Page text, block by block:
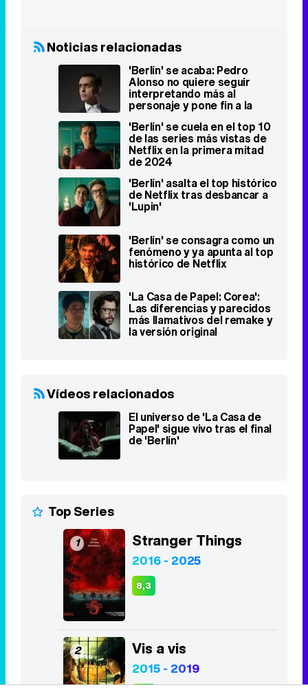
Noticias relacionadas
'Berlín' se acaba: Pedro
Alonso no quiere seguir
interpretando más al
personaje y pone fin a la
serie
'Berlín' se cuela en el top 10
de las series más vistas de
Netflix en la primera mitad
de 2024
'Berlín' asalta el top histórico
de Netflix tras desbancar a
'Lupin'
'Berlín' se consagra como un
fenómeno y ya apunta al top
histórico de Netflix
'La Casa de Papel: Corea':
Las diferencias y parecidos
más llamativos del remake y
la versión original
Vídeos relacionados
El universo de 'La Casa de
Papel' sigue vivo tras el final
de 'Berlín'
Top Series
1 Stranger Things
2016 - 2025
8,3
2 Vis a vis
2015 - 2019